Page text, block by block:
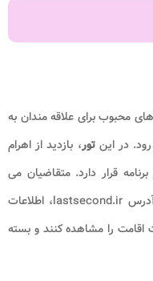
محبوب برای علاقه مندان به
رود. در اینتور، بازدید از اهرام
قرار دارد. متقاضیان می
توانند با مراجعه به سایت لست سکند به آدرس lastsecond.ir، اطلاعات
اقامت را مشاهده کنند و بسته